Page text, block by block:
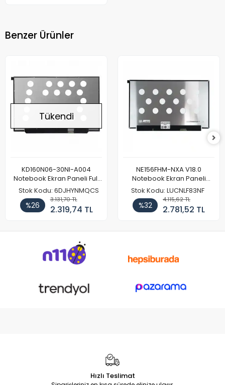
Benzer Ürünler
Tükendi
KD160N06-30NI-A004
Notebook Ekran Paneli Full
HD
Stok Kodu: 6DJHYNMQCS
%26
3.131,70 TL
2.319,74 TL
NE156FHM-NXA V18.0
Notebook Ekran Paneli
144Hz
Stok Kodu: LUCNLF83NF
%32
4.115,62 TL
2.781,52 TL
Hızlı Teslimat